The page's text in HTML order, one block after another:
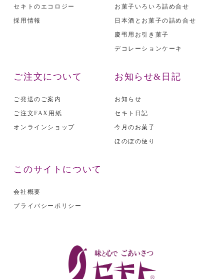
セキトのエコロジー
採用情報
お菓子いろいろ詰め合せ
日本酒とお菓子の詰め合せ
慶弔用お引き菓子
デコレーションケーキ
ご注文について
ご発送のご案内
ご注文FAX用紙
オンラインショップ
お知らせ&日記
お知らせ
セキト日記
今月のお菓子
ほのぼの便り
このサイトについて
会社概要
プライバシーポリシー